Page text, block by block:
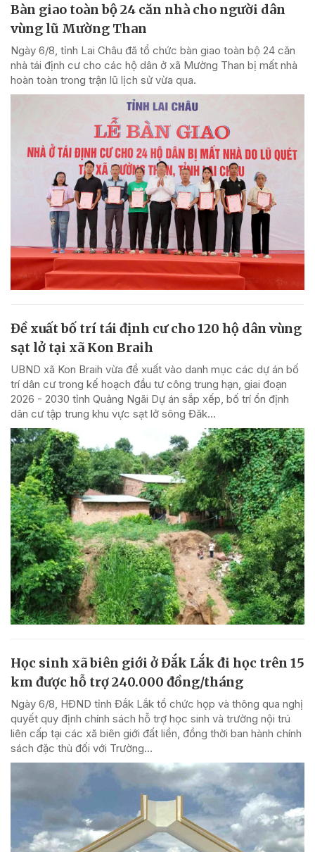
Bàn giao toàn bộ 24 căn nhà cho người dân
vùng lũ Mường Than
Ngày 6/8, tỉnh Lai Châu đã tổ chức bàn giao toàn bộ 24 căn
nhà tái định cư cho các hộ dân ở xã Mường Than bị mất nhà
hoàn toàn trong trận lũ lịch sử vừa qua.
Đề xuất bố trí tái định cư cho 120 hộ dân vùng
sạt lở tại xã Kon Braih
UBND xã Kon Braih vừa đề xuất vào danh mục các dự án bố
trí dân cư trong kế hoạch đầu tư công trung hạn, giai đoạn
2026 - 2030 tỉnh Quảng Ngãi Dự án sắp xếp, bố trí ổn định
dân cư tập trung khu vực sạt lở sông Đăk...
Học sinh xã biên giới ở Đắk Lắk đi học trên 15
km được hỗ trợ 240.000 đồng/tháng
Ngày 6/8, HĐND tỉnh Đắk Lắk tổ chức họp và thông qua nghị
quyết quy định chính sách hỗ trợ học sinh và trường nội trú
liên cấp tại các xã biên giới đất liền, đồng thời ban hành chính
sách đặc thù đối với Trường...